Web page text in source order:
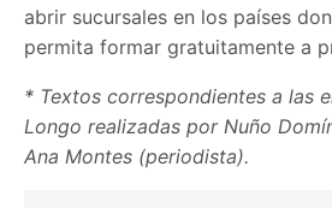
abrir sucursales en los países
permita formar gratuitamente a
* Textos correspondientes a las
Longo realizadas por Nuño
Ana Montes (periodista).